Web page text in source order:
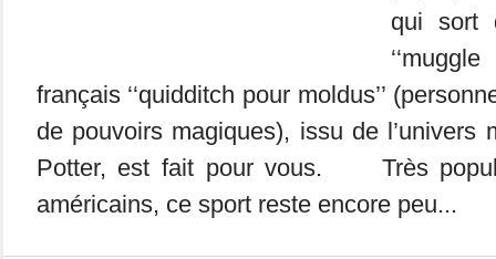
qui sort
français ‘‘quidditch pour moldus’’
de pouvoirs magiques), issu de l’univers
Potter, est fait pour vous. Très
américains, ce sport reste encore peu...